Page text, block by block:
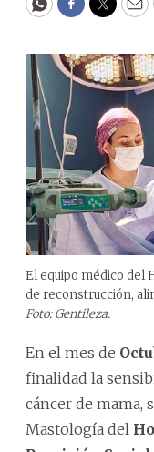
WhatsApp
Facebook
El equipo médico del
de reconstrucción,
Foto: Gentileza.
En el mes de
finalidad la
cáncer de mama,
Mastología del